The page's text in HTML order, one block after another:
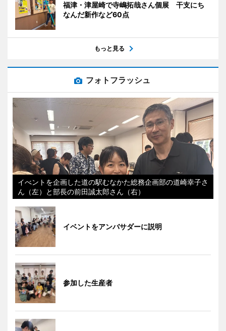
福津・津屋崎で寺嶋拓哉さん個展 干支にち
なんだ新作など60点
もっと見る
フォトフラッシュ
イべントを企画した道の駅むなかた総務企画部の道崎幸子さ
ん（左）と部長の前田誠太郎さん（右）
イベントをアンバサダーに説明
参加した生産者